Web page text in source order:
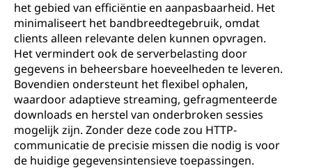
het gebied van efficiëntie en aanpasbaarheid. Het
minimaliseert het bandbreedtegebruik, omdat
clients alleen relevante delen kunnen opvragen.
Het vermindert ook de serverbelasting door
gegevens in beheersbare hoeveelheden te leveren.
Bovendien ondersteunt het flexibel ophalen,
waardoor adaptieve streaming, gefragmenteerde
downloads en herstel van onderbroken sessies
mogelijk zijn. Zonder deze code zou HTTP-
communicatie de precisie missen die nodig is voor
de huidige gegevensintensieve toepassingen.